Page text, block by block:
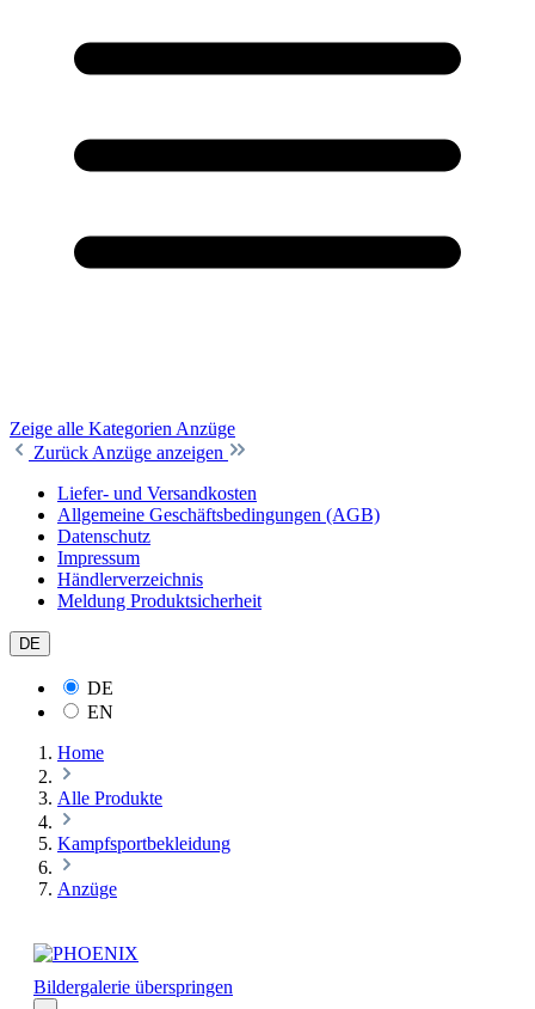
Zeige alle Kategorien Anzüge
Zurück Anzüge anzeigen
Liefer- und Versandkosten
Allgemeine Geschäftsbedingungen (AGB)
Datenschutz
Impressum
Händlerverzeichnis
Meldung Produktsicherheit
DE
DE
EN
Home
Alle Produkte
Kampfsportbekleidung
Anzüge
Bildergalerie überspringen